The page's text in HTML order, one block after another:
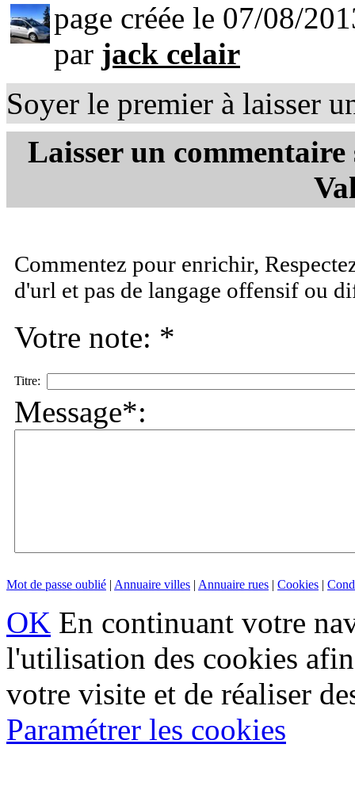
page créée le 07/08/
par jack celair
Soyer le premier à laisser
Laisser un
Commentez pour enrichir,
d'url et pas de langage offensif ou
Votre note: *
Titre:
Message*:
Mot de passe oublié | Annuaire villes | Annuaire rues | Cookies |
OK En continuant votre
l'utilisation des cookies
votre visite et de réaliser
Paramétrer les cookies